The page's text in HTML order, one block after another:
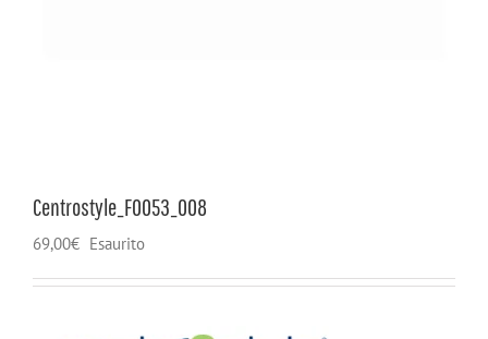
Centrostyle_F0053_008
69,00€ Esaurito